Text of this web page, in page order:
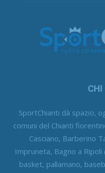
CHI
SportChianti dà spazio,
comuni del Chianti
Casciano, Barberino
Impruneta, Bagno a Ripoli
basket, pallamano,